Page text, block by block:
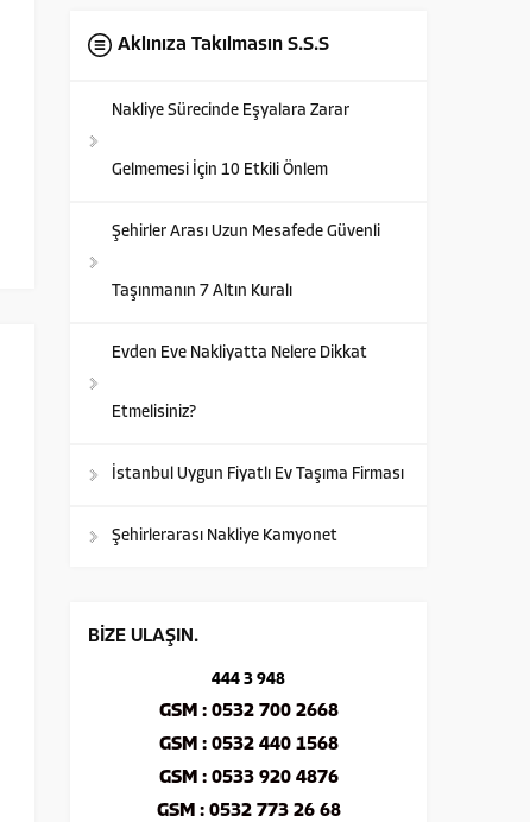
Aklınıza Takılmasın S.S.S
Nakliye Sürecinde Eşyalara Zarar
Gelmemesi İçin 10 Etkili Önlem
Şehirler Arası Uzun Mesafede Güvenli
Taşınmanın 7 Altın Kuralı
Evden Eve Nakliyatta Nelere Dikkat
Etmelisiniz?
İstanbul Uygun Fiyatlı Ev Taşıma Firması
Şehirlerarası Nakliye Kamyonet
BİZE ULAŞIN.
444 3 948
GSM : 0532 700 2668
GSM : 0532 440 1568
GSM : 0533 920 4876
GSM : 0532 773 26 68